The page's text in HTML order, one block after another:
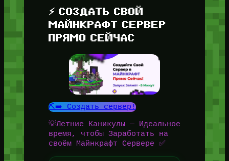
⚡ СОЗДАТЬ СВОЙ
МАЙНКРАФТ СЕРВЕР
ПРЯМО СЕЙЧАС
⛏️➡️ Создать сервер!
💡Летние Каникулы — Идеальное
время, чтобы Заработать на
своём Майнкрафт Сервере ✅